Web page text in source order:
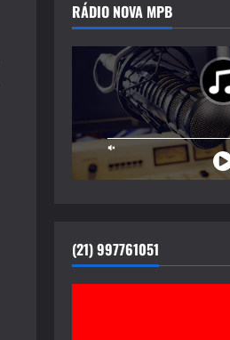
RÁDIO NOVA MPB
(21) 997761051